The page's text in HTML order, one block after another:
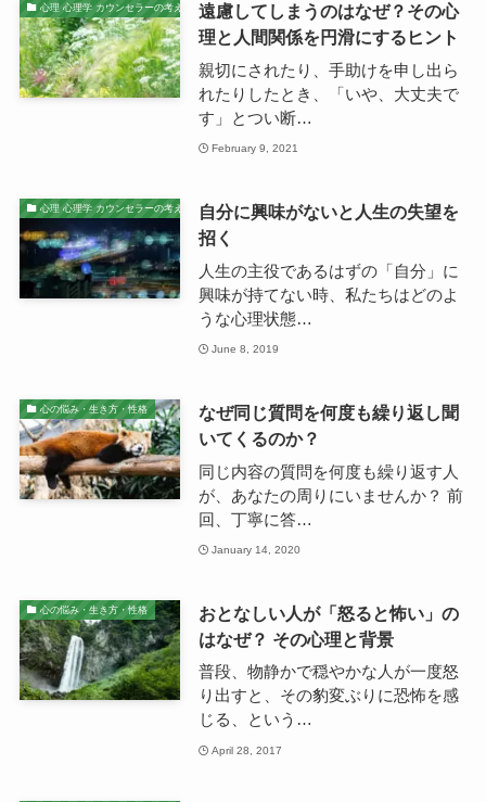
心理 心理学 カウンセラーの考え
遠慮してしまうのはなぜ？その心
理と人間関係を円滑にするヒント
親切にされたり、手助けを申し出ら
れたりしたとき、「いや、大丈夫で
す」とつい断…
February 9, 2021
心理 心理学 カウンセラーの考え
自分に興味がないと人生の失望を
招く
人生の主役であるはずの「自分」に
興味が持てない時、私たちはどのよ
うな心理状態…
June 8, 2019
心の悩み・生き方・性格
なぜ同じ質問を何度も繰り返し聞
いてくるのか？
同じ内容の質問を何度も繰り返す人
が、あなたの周りにいませんか？ 前
回、丁寧に答…
January 14, 2020
心の悩み・生き方・性格
おとなしい人が「怒ると怖い」の
はなぜ？ その心理と背景
普段、物静かで穏やかな人が一度怒
り出すと、その豹変ぶりに恐怖を感
じる、という…
April 28, 2017